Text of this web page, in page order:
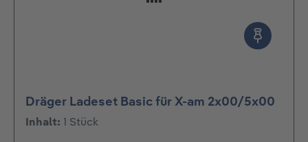
Dräger Ladeset Basic für X-am 2x00/5x00
Inhalt: 1 Stück